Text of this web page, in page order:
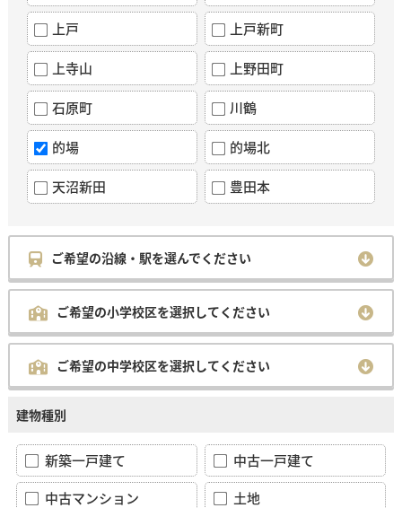
上戸 上戸新町
上寺山 上野田町
石原町 川鶴
的場 的場北
天沼新田 豊田本
ご希望の沿線・駅を選んでください
ご希望の小学校区を選択してください
ご希望の中学校区を選択してください
建物種別
新築一戸建て
中古一戸建て
中古マンション
土地